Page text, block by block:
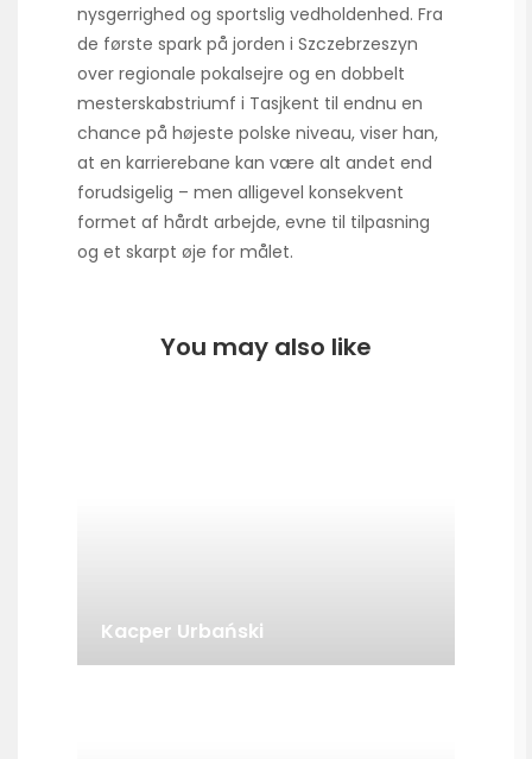
nysgerrighed og sportslig vedholdenhed. Fra
de første spark på jorden i Szczebrzeszyn
over regionale pokalsejre og en dobbelt
mesterskabstriumf i Tasjkent til endnu en
chance på højeste polske niveau, viser han,
at en karrierebane kan være alt andet end
forudsigelig – men alligevel konsekvent
formet af hårdt arbejde, evne til tilpasning
og et skarpt øje for målet.
You may also like
Kacper Urbański